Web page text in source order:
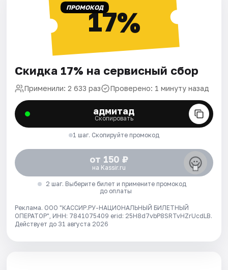
ПРОМОКОД17%
Скидка 17% на сервисный сбор
Применили: 2 633 раз Проверено: 1 минуту назад
адмитад
Скопировать
1 шаг. Скопируйте промокод
от 150 ₽
на Kassir.ru
2 шаг. Выберите билет и примените промокод
до оплаты
Реклама. ООО "КАССИР.РУ-НАЦИОНАЛЬНЫЙ БИЛЕТНЫЙ
ОПЕРАТОР", ИНН: 7841075409 erid: 25H8d7vbP8SRTvHZrUcdLB.
Действует до 31 августа 2026